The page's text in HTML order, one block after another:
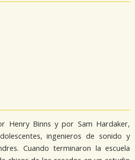
Henry Binns y por Sam Hardaker,
ingenieros de sonido y
Cuando terminaron la escuela